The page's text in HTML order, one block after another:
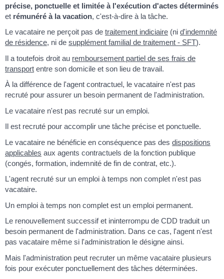
précise, ponctuelle et limitée à l'exécution d'actes déterminés
et rémunéré à la vacation, c'est-à-dire à la tâche.
Le vacataire ne perçoit pas de traitement indiciaire (ni d'indemnité
de résidence, ni de supplément familial de traitement - SFT).
Il a toutefois droit au remboursement partiel de ses frais de
transport entre son domicile et son lieu de travail.
À la différence de l'agent contractuel, le vacataire n'est pas
recruté pour assurer un besoin permanent de l'administration.
Le vacataire n'est pas recruté sur un emploi.
Il est recruté pour accomplir une tâche précise et ponctuelle.
Le vacataire ne bénéficie en conséquence pas des dispositions
applicables aux agents contractuels de la fonction publique
(congés, formation, indemnité de fin de contrat, etc.).
L'agent recruté sur un emploi à temps non complet n'est pas
vacataire.
Un emploi à temps non complet est un emploi permanent.
Le renouvellement successif et ininterrompu de CDD traduit un
besoin permanent de l'administration. Dans ce cas, l'agent n'est
pas vacataire même si l'administration le désigne ainsi.
Mais l'administration peut recruter un même vacataire plusieurs
fois pour exécuter ponctuellement des tâches déterminées.